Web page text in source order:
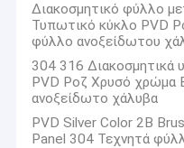
Διακοσμητικό φύλλο
Τυπωτικό κύκλο PVD
φύλλο ανοξείδωτου
304 316 Διακοσμητικά
PVD Ροζ Χρυσό χρώμα
ανοξείδωτο χάλυβα
PVD Silver Color 2B
Panel 304 Τεχνητά